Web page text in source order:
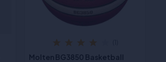
Molten BG3850 Basketball